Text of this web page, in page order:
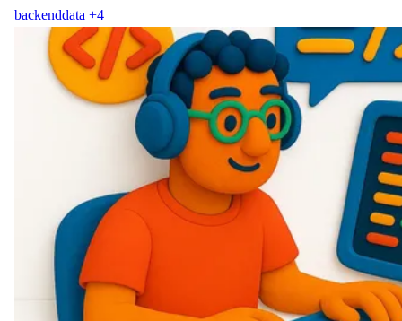
backenddata +4